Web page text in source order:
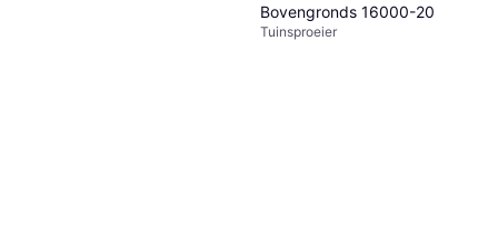
Bovengronds 16000-20
Tuinsproeier